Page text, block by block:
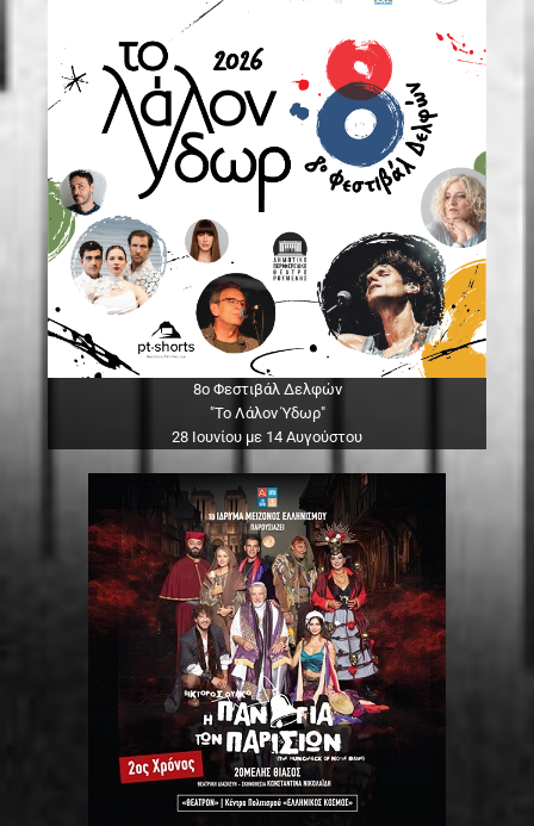
8ο Φεστιβάλ Δελφών
"Το Λάλον Ύδωρ"
28 Ιουνίου με 14 Αυγούστου